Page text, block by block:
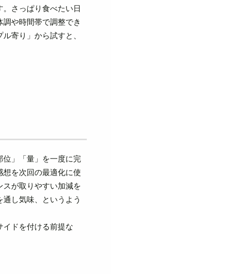
さっぱり食べたい日
や時間帯で調整でき
寄り」から試すと、
位」「量」を一度に完
を次回の最適化に使
スが取りやすい加減を
し気味、というよう
イドを付ける前提な